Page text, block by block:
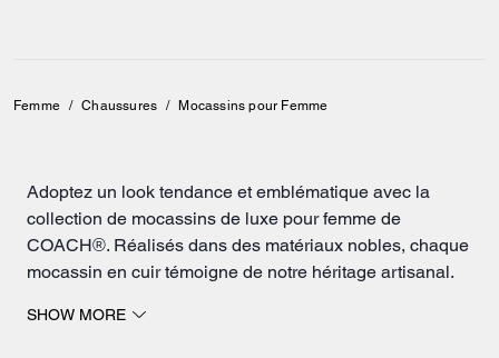
Femme / Chaussures / Mocassins pour Femme
Adoptez un look tendance et emblématique avec la
collection de mocassins de luxe pour femme de
COACH®. Réalisés dans des matériaux nobles, chaque
mocassin en cuir témoigne de notre héritage artisanal.
pour le travail ou une version plus audacieuse en blanc
SHOW MORE